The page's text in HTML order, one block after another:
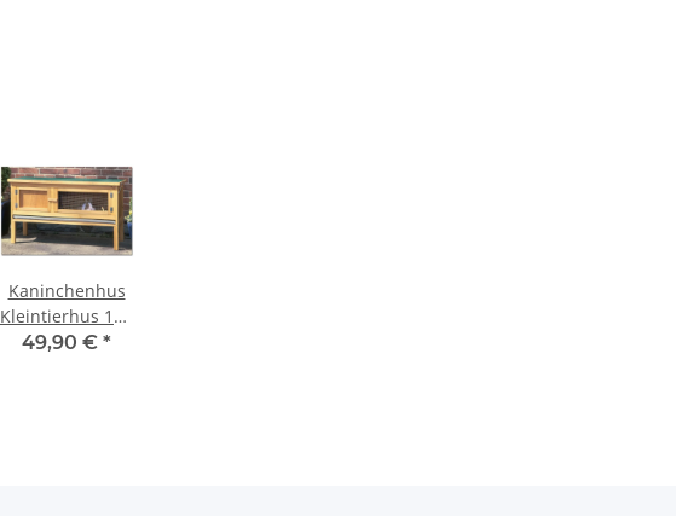
Kaninchenhus
Kleintierhus 116
x 66 x 45 cm
49,90 € *